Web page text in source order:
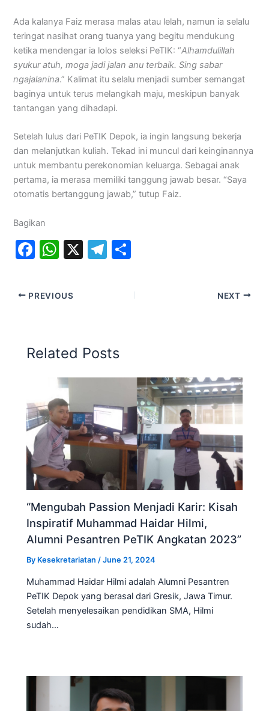
Ada kalanya Faiz merasa malas atau lelah, namun ia selalu
teringat nasihat orang tuanya yang begitu mendukung
ketika mendengar ia lolos seleksi PeTIK: “Alhamdulillah
syukur atuh, moga jadi jalan anu terbaik. Sing sabar
ngajalanina.” Kalimat itu selalu menjadi sumber semangat
baginya untuk terus melangkah maju, meskipun banyak
tantangan yang dihadapi.
Setelah lulus dari PeTIK Depok, ia ingin langsung bekerja
dan melanjutkan kuliah. Tekad ini muncul dari keinginannya
untuk membantu perekonomian keluarga. Sebagai anak
pertama, ia merasa memiliki tanggung jawab besar. “Saya
otomatis bertanggung jawab,” tutup Faiz.
Bagikan
F
c
e
o
o
W
at
s
p
p
X
T
m
ar
e
PREVIOUS NEXT
Related Posts
“Mengubah Passion Menjadi Karir: Kisah
Inspiratif Muhammad Haidar Hilmi,
Alumni Pesantren PeTIK Angkatan 2023”
By Kesekretariatan /June 21, 2024
Muhammad Haidar Hilmi adalah Alumni Pesantren
PeTIK Depok yang berasal dari Gresik, Jawa Timur.
Setelah menyelesaikan pendidikan SMA, Hilmi
sudah…